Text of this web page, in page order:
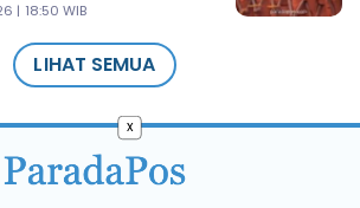
| 18:50 WIB
LIHAT SEMUA
x